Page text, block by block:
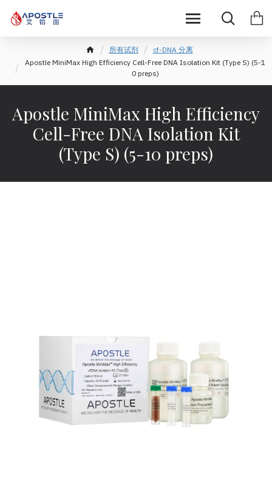
所有试剂
cf-DNA 分离
Apostle MiniMax High Efficiency Cell-Free DNA Isolation Kit (Type S) (5-1
0 preps)
Apostle MiniMax High Efficiency
Cell-Free DNA Isolation Kit
(Type S) (5-10 preps)